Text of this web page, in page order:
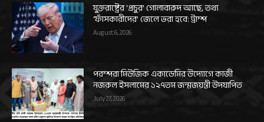
যুক্তরাষ্ট্রের ‘প্রচুর’ গোলাবারুদ আছে, তথ্য
‘ফাঁসকারীদের’ জেলে ভরা হবে: ট্রাম্প
August 6, 2026
পরম্পরা মিউজিক একাডেমির উদ্যোগে কাজী
নজরুল ইসলামের ১২৭তম জন্মজয়ন্তী উদযাপিত
July 27, 2026